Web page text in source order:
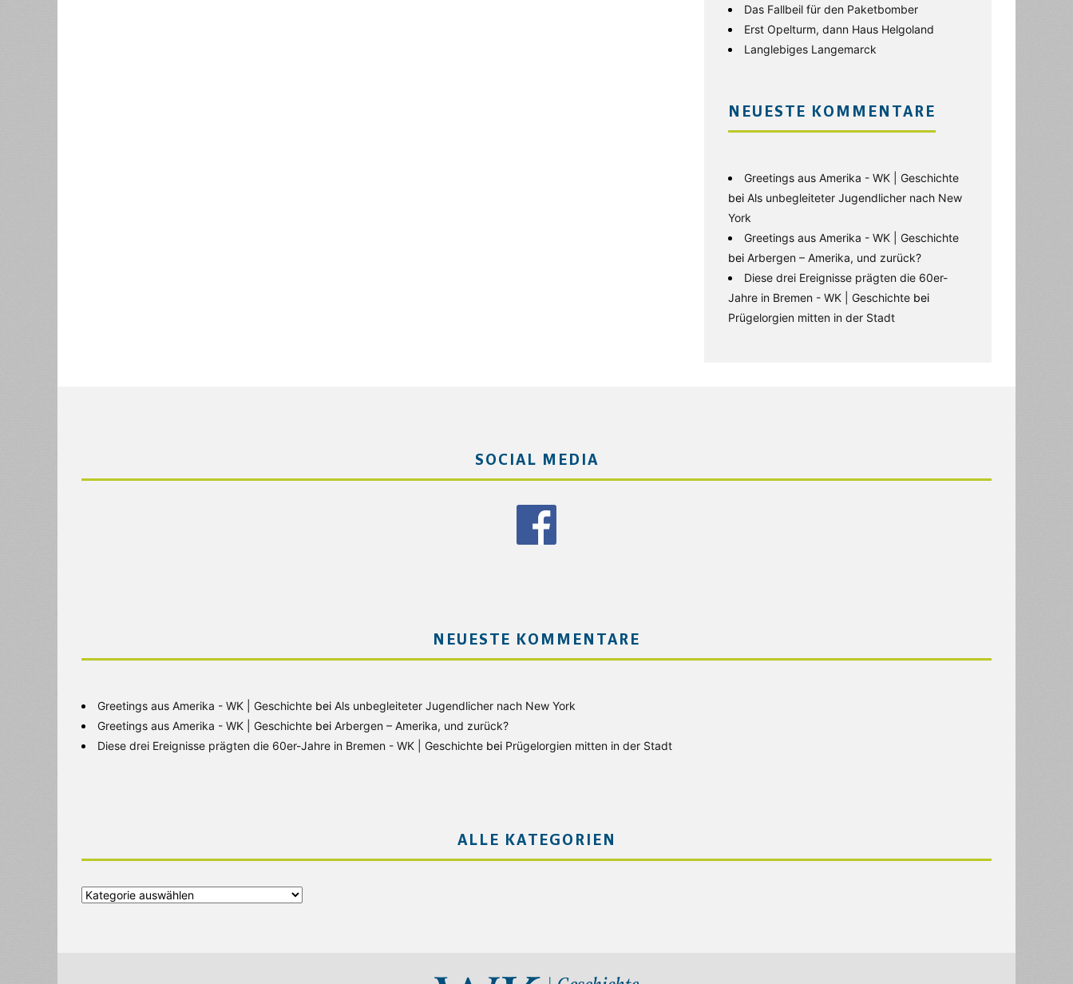
Das Fallbeil für den Paketbomber
Erst Opelturm, dann Haus Helgoland
Langlebiges Langemarck
NEUESTE KOMMENTARE
Greetings aus Amerika - WK | Geschichte
bei Als unbegleiteter Jugendlicher nach New
York
Greetings aus Amerika - WK | Geschichte
bei Arbergen – Amerika, und zurück?
Diese drei Ereignisse prägten die 60er-
Jahre in Bremen - WK | Geschichte bei
Prügelorgien mitten in der Stadt
SOCIAL MEDIA
NEUESTE KOMMENTARE
Greetings aus Amerika - WK | Geschichte bei Als unbegleiteter Jugendlicher nach New York
Greetings aus Amerika - WK | Geschichte bei Arbergen – Amerika, und zurück?
Diese drei Ereignisse prägten die 60er-Jahre in Bremen - WK | Geschichte bei Prügelorgien mitten in der Stadt
ALLE KATEGORIEN
Alle